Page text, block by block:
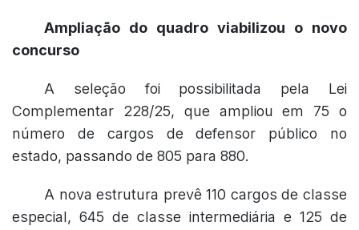
Ampliação do quadro viabilizou o novo
concurso
A seleção foi possibilitada pela Lei
Complementar 228/25, que ampliou em 75 o
número de cargos de defensor público no
estado, passando de 805 para 880.
A nova estrutura prevê 110 cargos de classe
especial, 645 de classe intermediária e 125 de